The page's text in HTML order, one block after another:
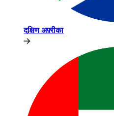
दक्षिण अफ़्रीका​​